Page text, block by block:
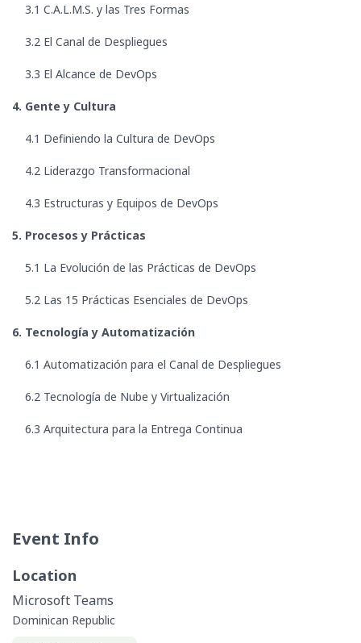
3.1 C.A.L.M.S. y las Tres Formas
3.2 El Canal de Despliegues
3.3 El Alcance de DevOps
4. Gente y Cultura
4.1 Definiendo la Cultura de DevOps
4.2 Liderazgo Transformacional
4.3 Estructuras y Equipos de DevOps
5. Procesos y Prácticas
5.1 La Evolución de las Prácticas de DevOps
5.2 Las 15 Prácticas Esenciales de DevOps
6. Tecnología y Automatización
6.1 Automatización para el Canal de Despliegues
6.2 Tecnología de Nube y Virtualización
6.3 Arquitectura para la Entrega Continua
Event Info
Location
Microsoft Teams
Dominican Republic